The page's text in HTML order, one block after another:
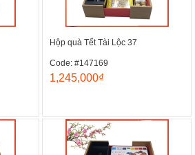
Hộp quà Tết Tài Lộc 37
Code: #147169
1,245,000₫